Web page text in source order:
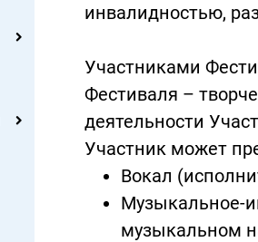
инвалидностью,
Участниками
Фестиваля –
деятельности
Участник может
Вокал
Музыкальное-
музыкальном